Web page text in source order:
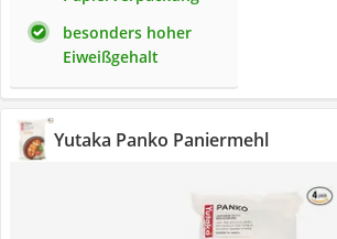
besonders hoher
Eiweißgehalt
Yutaka Panko Paniermehl